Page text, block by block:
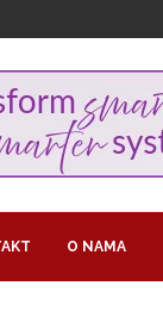
O NAMA